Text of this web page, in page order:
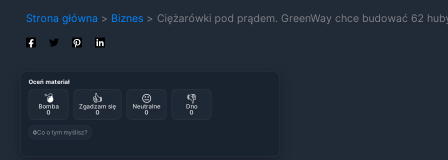
Strona główna Biznes Ciężarówki pod prądem. GreenWay chce budować 62
Oceń materiał
💣
Bomba
0
👍
Zgadzam się
0
😐
Neutralne
0
👎
Dno
0
0Co o tym myślisz?